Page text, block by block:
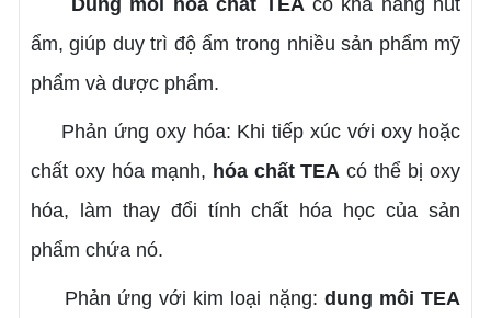
Dung môi hóa chất TEAcó khả năng hút
ẩm, giúp duy trì độ ẩm trong nhiều sản phẩm mỹ
phẩm và dược phẩm.
Phản ứng oxy hóa: Khi tiếp xúc với oxy hoặc
chất oxy hóa mạnh, hóa chấtTEA có thể bị oxy
hóa, làm thay đổi tính chất hóa học của sản
phẩm chứa nó.
Phản ứng với kim loại nặng: dung môi TEA